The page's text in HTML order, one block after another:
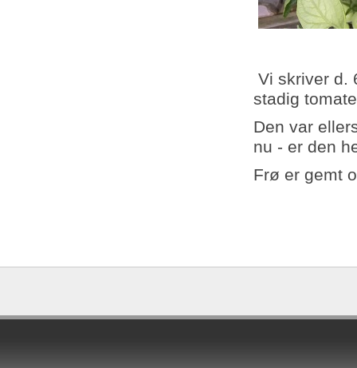
Vi skriver d.
stadig
Den var
nu - er den
Frø er gemt